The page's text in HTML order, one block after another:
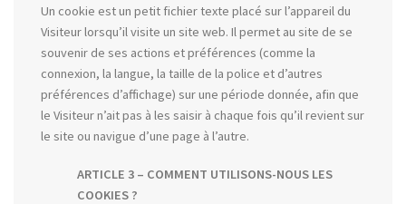
Un cookie est un petit fichier texte placé sur l’appareil du
Visiteur lorsqu’il visite un site web. Il permet au site de se
souvenir de ses actions et préférences (comme la
connexion, la langue, la taille de la police et d’autres
préférences d’affichage) sur une période donnée, afin que
le Visiteur n’ait pas à les saisir à chaque fois qu’il revient sur
le site ou navigue d’une page à l’autre.
ARTICLE 3 – COMMENT UTILISONS-NOUS LES
COOKIES ?